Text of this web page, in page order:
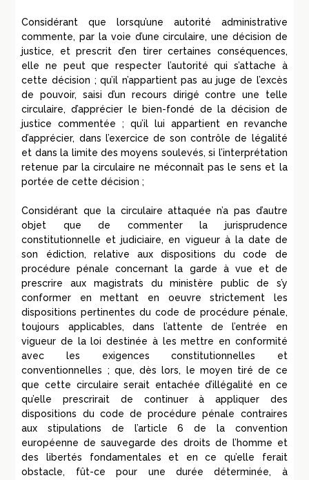
Considérant que lorsqu’une autorité administrative
commente, par la voie d’une circulaire, une décision de
justice, et prescrit d’en tirer certaines conséquences,
elle ne peut que respecter l’autorité qui s’attache à
cette décision ; qu’il n’appartient pas au juge de l’excès
de pouvoir, saisi d’un recours dirigé contre une telle
circulaire, d’apprécier le bien-fondé de la décision de
justice commentée ; qu’il lui appartient en revanche
d’apprécier, dans l’exercice de son contrôle de légalité
et dans la limite des moyens soulevés, si l’interprétation
retenue par la circulaire ne méconnaît pas le sens et la
portée de cette décision ;
Considérant que la circulaire attaquée n’a pas d’autre
objet que de commenter la jurisprudence
constitutionnelle et judiciaire, en vigueur à la date de
son édiction, relative aux dispositions du code de
procédure pénale concernant la garde à vue et de
prescrire aux magistrats du ministère public de s’y
conformer en mettant en oeuvre strictement les
dispositions pertinentes du code de procédure pénale,
toujours applicables, dans l’attente de l’entrée en
vigueur de la loi destinée à les mettre en conformité
avec les exigences constitutionnelles et
conventionnelles ; que, dès lors, le moyen tiré de ce
que cette circulaire serait entachée d’illégalité en ce
qu’elle prescrirait de continuer à appliquer des
dispositions du code de procédure pénale contraires
aux stipulations de l’article 6 de la convention
européenne de sauvegarde des droits de l’homme et
des libertés fondamentales et en ce qu’elle ferait
obstacle, fût-ce pour une durée déterminée, à